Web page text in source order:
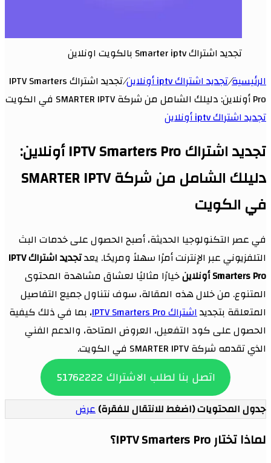
تجديد اشتراك Smarter iptv بالكويت اونلاين
الرئيسية/تجديد اشتراك iptv أونلاين /
تجديد اشتراك IPTV Smarters
Pro أونلاين: دليلك الشامل من شركة SMARTER IPTV في الكويت
تجديد اشتراك iptv أونلاين
تجديد اشتراك IPTV Smarters Pro أونلاين:
دليلك الشامل من شركة SMARTER IPTV
في الكويت
في عصر التكنولوجيا الحديثة، أصبح الحصول على خدمات البث
التلفزيوني عبر الإنترنت أمرًا سهلاً ومريحًا. يعد
تجديد اشتراك IPTV
Smarters Pro أونلاين
خيارًا مثاليًا لعشاق مشاهدة المحتوى
المتنوع. من خلال هذه المقالة، سوف نتناول جميع التفاصيل
المتعلقة بتجديداشتراك IPTV Smarters Pro
، بما في ذلك كيفية
الحصول على كود التفعيل، العروض المتاحة، والدعم الفني
الذي تقدمه شركة SMARTER IPTV في الكويت.
اتصل بنا لطلب الاشتراك 51762222
جدول المحتويات (اضغط للانتقال للفقرة)عرض
لماذا تختار IPTV Smarters Pro؟